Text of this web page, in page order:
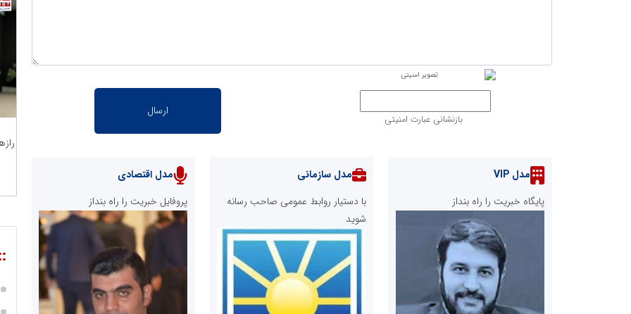
بازنشانی عبارت امنیتی
مدل VIP
پایگاه خبریت را راه بنداز
مدل سازمانی
با دستیار روابط عمومی صاحب رسانه
شوید
مدل اقتصادی
پروفایل خبریت را راه بنداز